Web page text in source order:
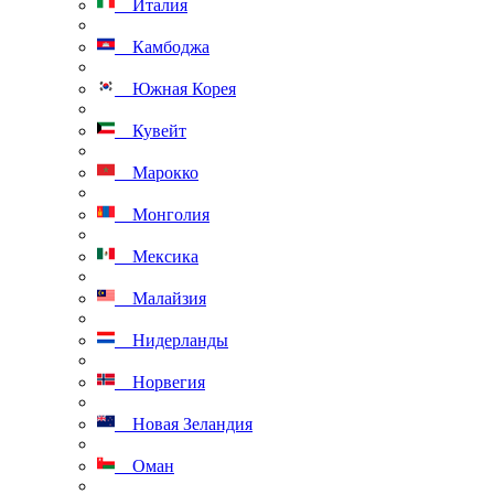
Италия
Камбоджа
Южная Корея
Кувейт
Марокко
Монголия
Мексика
Малайзия
Нидерланды
Норвегия
Новая Зеландия
Оман